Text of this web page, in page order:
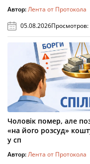
Автор:Лента от Протокола
05.08.2026Просмотров:
Чоловік помер, але
«на його розсуд»
у сп
Автор:Лента от Протокола